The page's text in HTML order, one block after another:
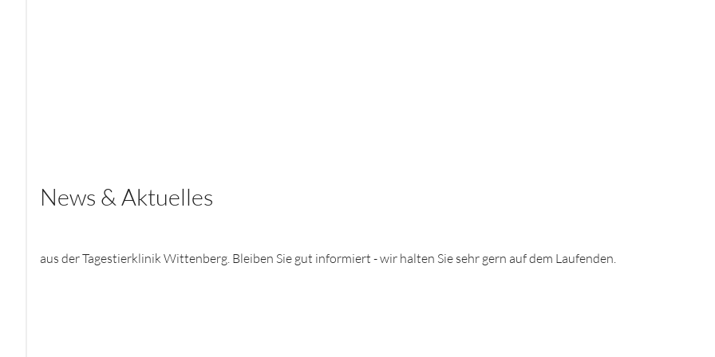
News & Aktuelles
aus der Tagestierklinik Wittenberg. Bleiben Sie gut informiert - wir halten Sie sehr gern auf dem Laufenden.